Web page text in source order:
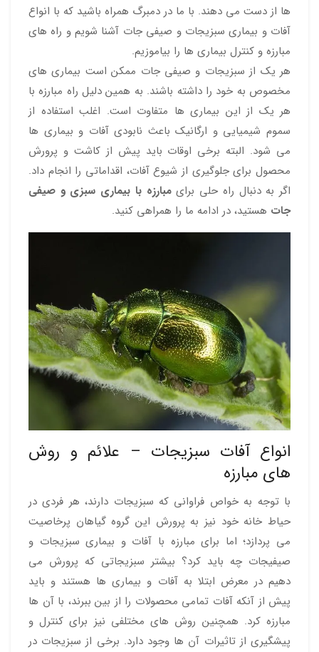
ها از دست می دهند. با ما در دمبرگ همراه باشید که با انواع
آفات و بیماری سبزیجات و صیفی جات آشنا شویم و راه های
مبارزه و کنترل بیماری ها را بیاموزیم.
هر یک از سبزیجات و صیفی جات ممکن است بیماری های
مخصوص به خود را داشته باشند. به همین دلیل راه مبارزه با
هر یک از این بیماری ها متفاوت است. اغلب استفاده از
سموم شیمیایی و ارگانیک باعث نابودی آفات و بیماری ها
می شود. البته برخی اوقات باید پیش از کاشت و پرورش
محصول برای جلوگیری از شیوع آفات، اقداماتی را انجام داد.
اگر به دنبال راه حلی برایمبارزه با بیماری سبزی و صیفی
جات هستید، در ادامه ما را همراهی کنید.
انواع آفات سبزیجات – علائم و روش
های مبارزه
با توجه به خواص فراوانی که سبزیجات دارند، هر فردی در
حیاط خانه خود نیز به پرورش این گروه گیاهان پرخاصیت
می پردازد؛ اما برای مبارزه با آفات و بیماری سبزیجات و
صیفیجات چه باید کرد؟ بیشتر سبزیجاتی که پرورش می
دهیم در معرض ابتلا به آفات و بیماری ها هستند و باید
پیش از آنکه آفات تمامی محصولات را از بین ببرند، با آن ها
مبارزه کرد. همچنین روش های مختلفی نیز برای کنترل و
پیشگیری از تاثیرات آن ها وجود دارد. برخی از سبزیجات در